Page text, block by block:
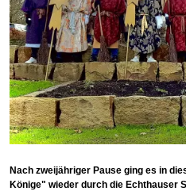
Service
Kontakt
Nach zweijähriger Pause ging es in
Könige" wieder durch die Echthauser